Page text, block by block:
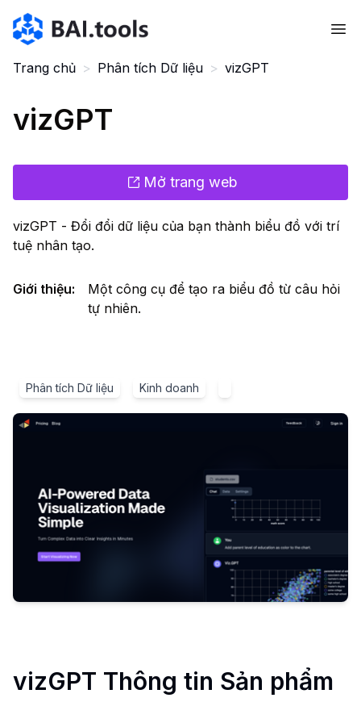
Bai.tools
Trang chủ > Phân tích Dữ liệu > vizGPT
vizGPT
Mở trang web
vizGPT - Đổi đổi dữ liệu của bạn thành biểu đồ với trí
tuệ nhân tạo.
Giới thiệu:
Một công cụ để tạo ra biểu đồ từ câu hỏi
tự nhiên.
Phân tích Dữ liệu Kinh doanh
vizGPT Thông tin Sản phẩm